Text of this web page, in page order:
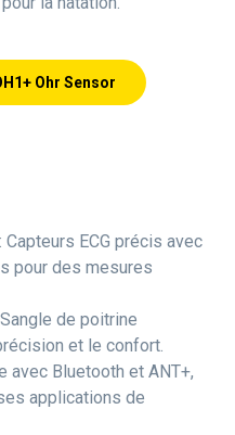
Ohr Sensor
: Capteurs ECG précis avec
pour des mesures
de poitrine
et le confort.
avec Bluetooth et ANT+,
applications de